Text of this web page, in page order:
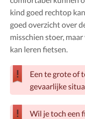
kind goed rechtop
goed overzicht over
misschien stoer,
kan leren fietsen.
Een te grote of
gevaarlijke
Wil je toch een